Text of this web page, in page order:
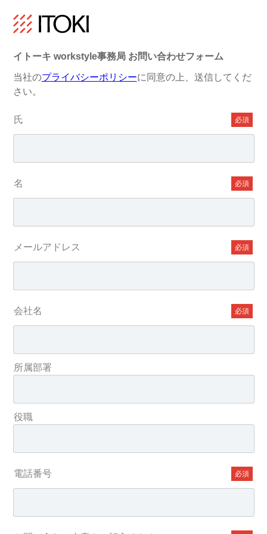
イトーキ workstyle事務局 お問い合わせフォーム
当社のプライバシーポリシーに同意の上、送信してくだ
さい。
氏
名
メールアドレス
会社名
所属部署
役職
電話番号